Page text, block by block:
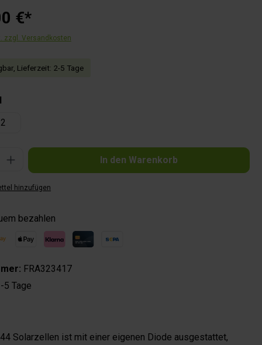
€*
zzgl. Versandkosten
Lieferzeit: 2-5 Tage
auswählen
2
den gewünschten Wert ein oder benutze die Schaltflächen um die Anzahl zu
In den Warenkorb
hinzufügen
bezahlen
FRA323417
5 Tage
Solarzellen ist mit einer eigenen Diode ausgestattet,